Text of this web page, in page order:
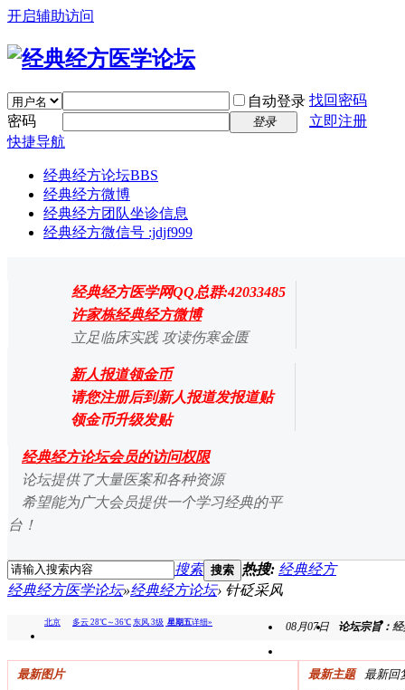
开启辅助访问
自动登录 找回密码
密码
登录
立即注册
快捷导航
经典经方论坛BBS
经典经方微博
经典经方团队坐诊信息
经典经方微信号 :jdjf999
经典经方医学网QQ总群:42033485
许家栋经典经方微博
立足临床实践 攻读伤寒金匮
新人报道领金币
请您注册后到新人报道发报道贴
领金币升级发贴
经典经方论坛会员的访问权限
论坛提供了大量医案和各种资源
希望能为广大会员提供一个学习经典的平
台！
搜索 搜索 热搜: 经典经方
经典经方医学论坛»经典经方论坛› 针砭采风
08月07日 论坛宗旨：
最新图片 最新主题 最新回